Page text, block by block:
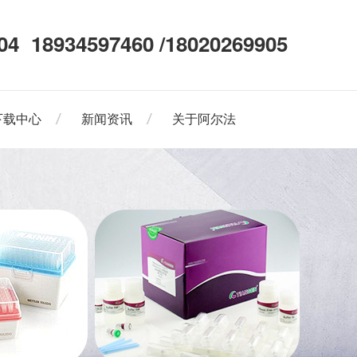
18934597460 /18020269905
中心 新闻资讯 关于阿尔法